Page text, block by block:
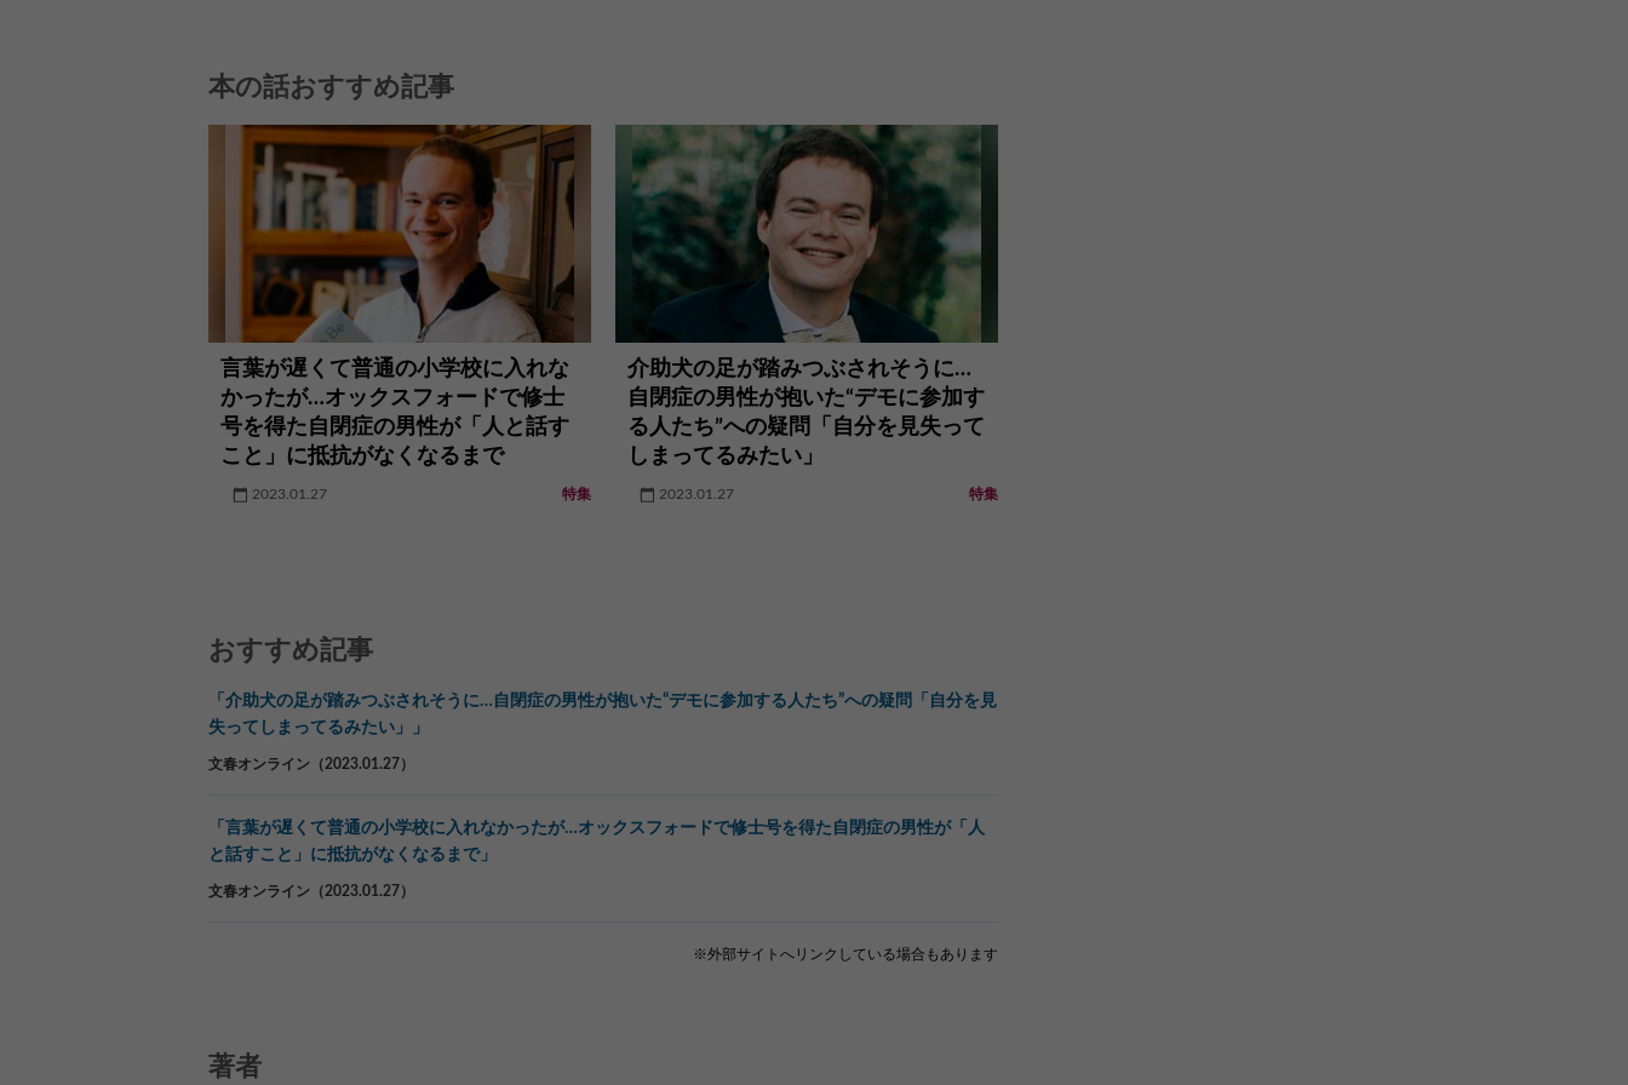
本の話おすすめ記事
言葉が遅くて普通の小学校に入れな
かったが…オックスフォードで修士
号を得た自閉症の男性が「人と話す
こと」に抵抗がなくなるまで
2023.01.27 特集
介助犬の足が踏みつぶされそうに…
自閉症の男性が抱いた“デモに参加す
る人たち”への疑問「自分を見失って
しまってるみたい」
2023.01.27 特集
おすすめ記事
「介助犬の足が踏みつぶされそうに…自閉症の男性が抱いた“デモに参加する人たち”への疑問「自分を見
失ってしまってるみたい」」
文春オンライン（2023.01.27）
「言葉が遅くて普通の小学校に入れなかったが…オックスフォードで修士号を得た自閉症の男性が「人
と話すこと」に抵抗がなくなるまで」
文春オンライン（2023.01.27）
※外部サイトへリンクしている場合もあります
著者